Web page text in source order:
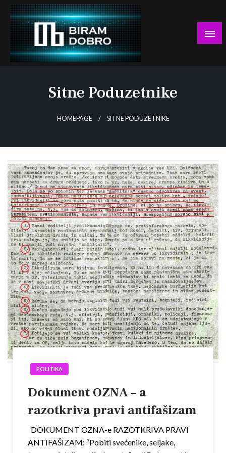
Skip
content
Sitne Poduzetnike
HOMEPAGE SITNE PODUZETNIKE
POLITIKA
Dokument OZNA – a
razotkriva pravi antifašizam
DOKUMENT OZNA-e RAZOTKRIVA PRAVI
ANTIFAŠIZAM: “Pobiti svećenike, seljake,